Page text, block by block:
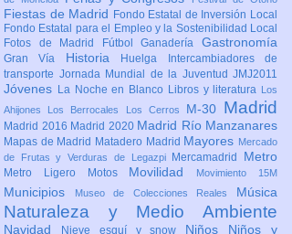
Fiestas de Madrid Fondo Estatal de Inversión Local
Fondo Estatal para el Empleo y la Sostenibilidad Local
Fotos de Madrid
FútbolGanaderíaGastronomía
Gran Vía Historia Huelga
Intercambiadores de
transporte Jornada Mundial de la Juventud JMJ2011
Jóvenes La Noche en Blanco Libros y literatura
Los
Ahijones
Los Berrocales Los Cerros M-30 Madrid
Madrid 2016 Madrid 2020 Madrid Río Manzanares
Mapas de Madrid Matadero Madrid Mayores Mercado
de Frutas y Verduras de Legazpi
Mercamadrid Metro
Metro Ligero Motos Movilidad Movimiento 15M
Municipios Museo de Colecciones Reales Música
Naturaleza y Medio Ambiente
Navidad Nieve esquí y snow Niños Niños y